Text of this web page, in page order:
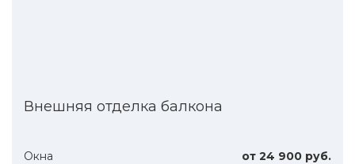
Внешняя отделка балкона
Окна от 24 900 руб.